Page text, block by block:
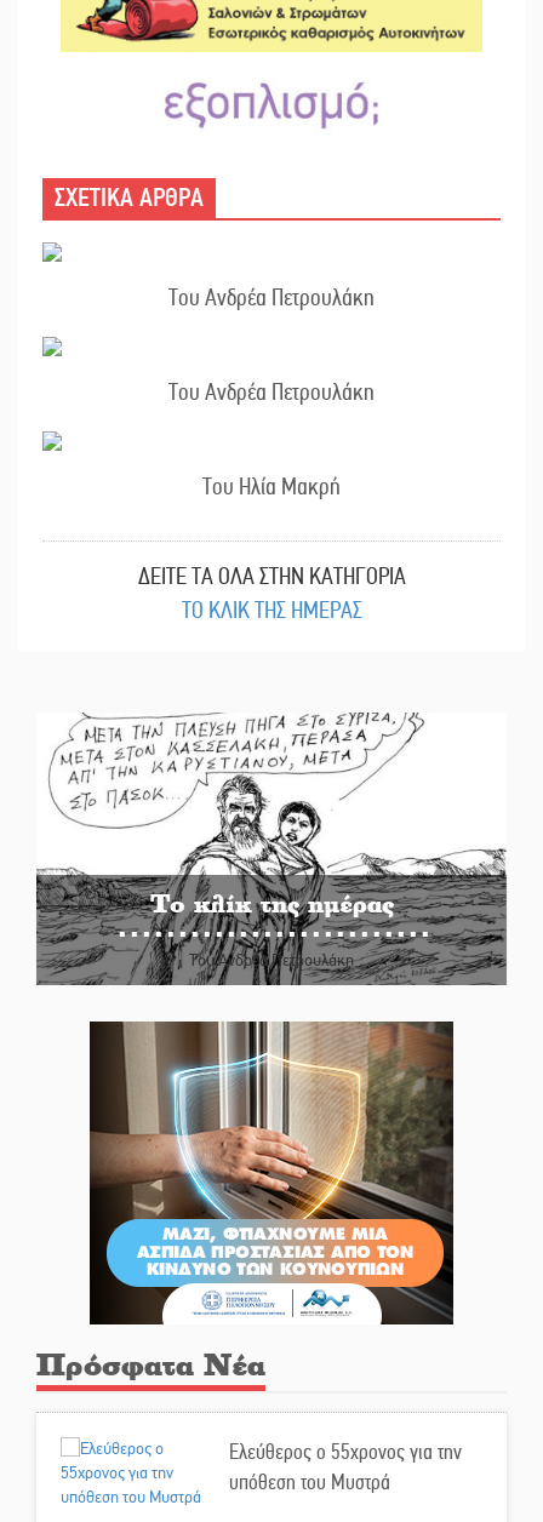
ΣΧΕΤΙΚΑ ΑΡΘΡΑ
Του Ανδρέα Πετρουλάκη
Του Ανδρέα Πετρουλάκη
Του Ηλία Μακρή
ΔΕΙΤΕ ΤΑ ΟΛΑ ΣΤΗΝ ΚΑΤΗΓΟΡΙΑ
ΤΟ ΚΛΙΚ ΤΗΣ ΗΜΕΡΑΣ
Το κλίκ της ημέρας
Του Ανδρέα Πετρουλάκη
Πρόσφατα Νέα
Ελεύθερος ο 55χρονος για την
υπόθεση του Μυστρά